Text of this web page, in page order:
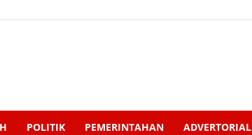
Liputan
POLITIK PEMERINTAHAN ADVERTORIAL